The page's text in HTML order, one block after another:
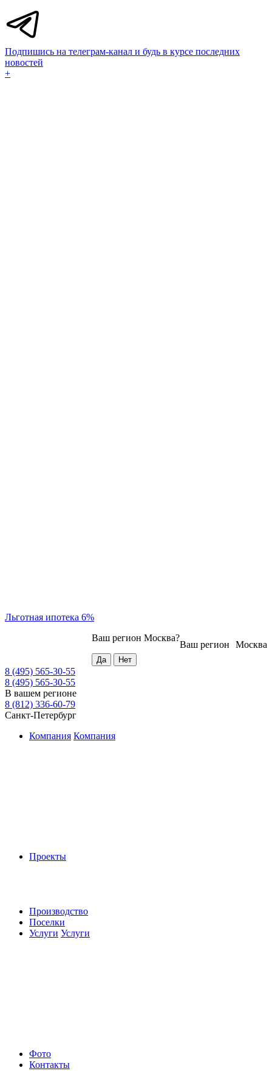
Подпишись на телеграм-канал и будь в курсе последних
новостей
+
Льготная ипотека 6%
Москва
Ваш регион
Ваш регион Москва?
8 (495) 565-30-55
8 (495) 565-30-55
В вашем регионе
8 (812) 336-60-79
Санкт-Петербург
Компания Компания
Проекты
Производство
Поселки
Услуги Услуги
Фото
Контакты